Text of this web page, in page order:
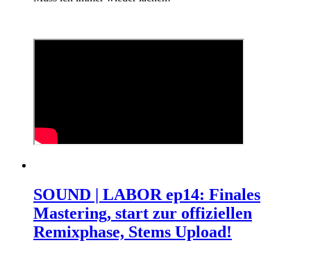
SOUND | LABOR ep14: Finales
Mastering, start zur offiziellen
Remixphase, Stems Upload!